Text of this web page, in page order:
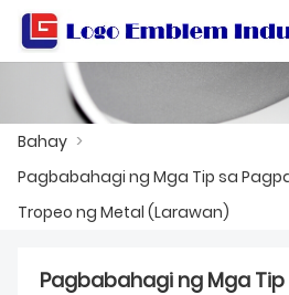
BAHAY
العربية
Bahay >
Pagbabahagi ng Mga Tip sa
Tropeo ng Metal (Larawan)
Pagbabahagi ng Mga